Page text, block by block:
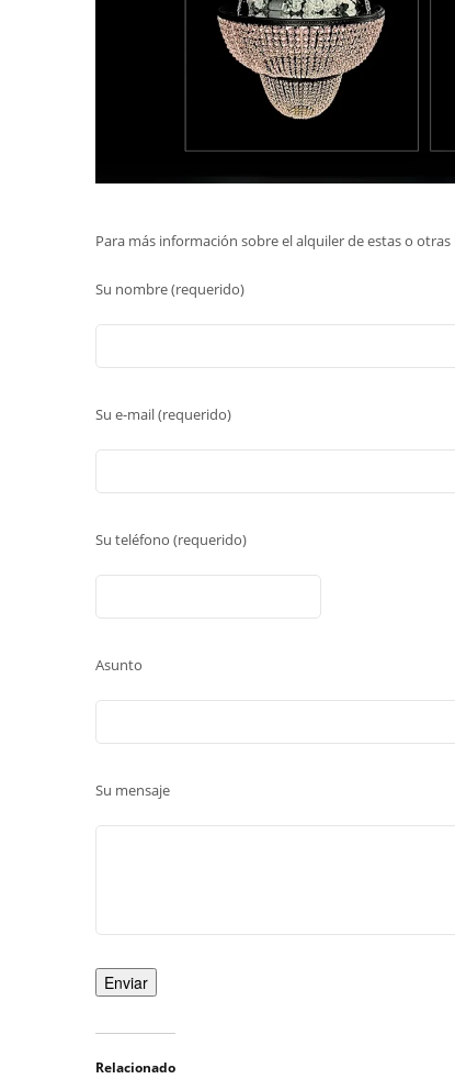
Para más información sobre el alquiler de estas o
Su nombre (requerido)
Su e-mail (requerido)
Su teléfono (requerido)
Asunto
Su mensaje
Relacionado